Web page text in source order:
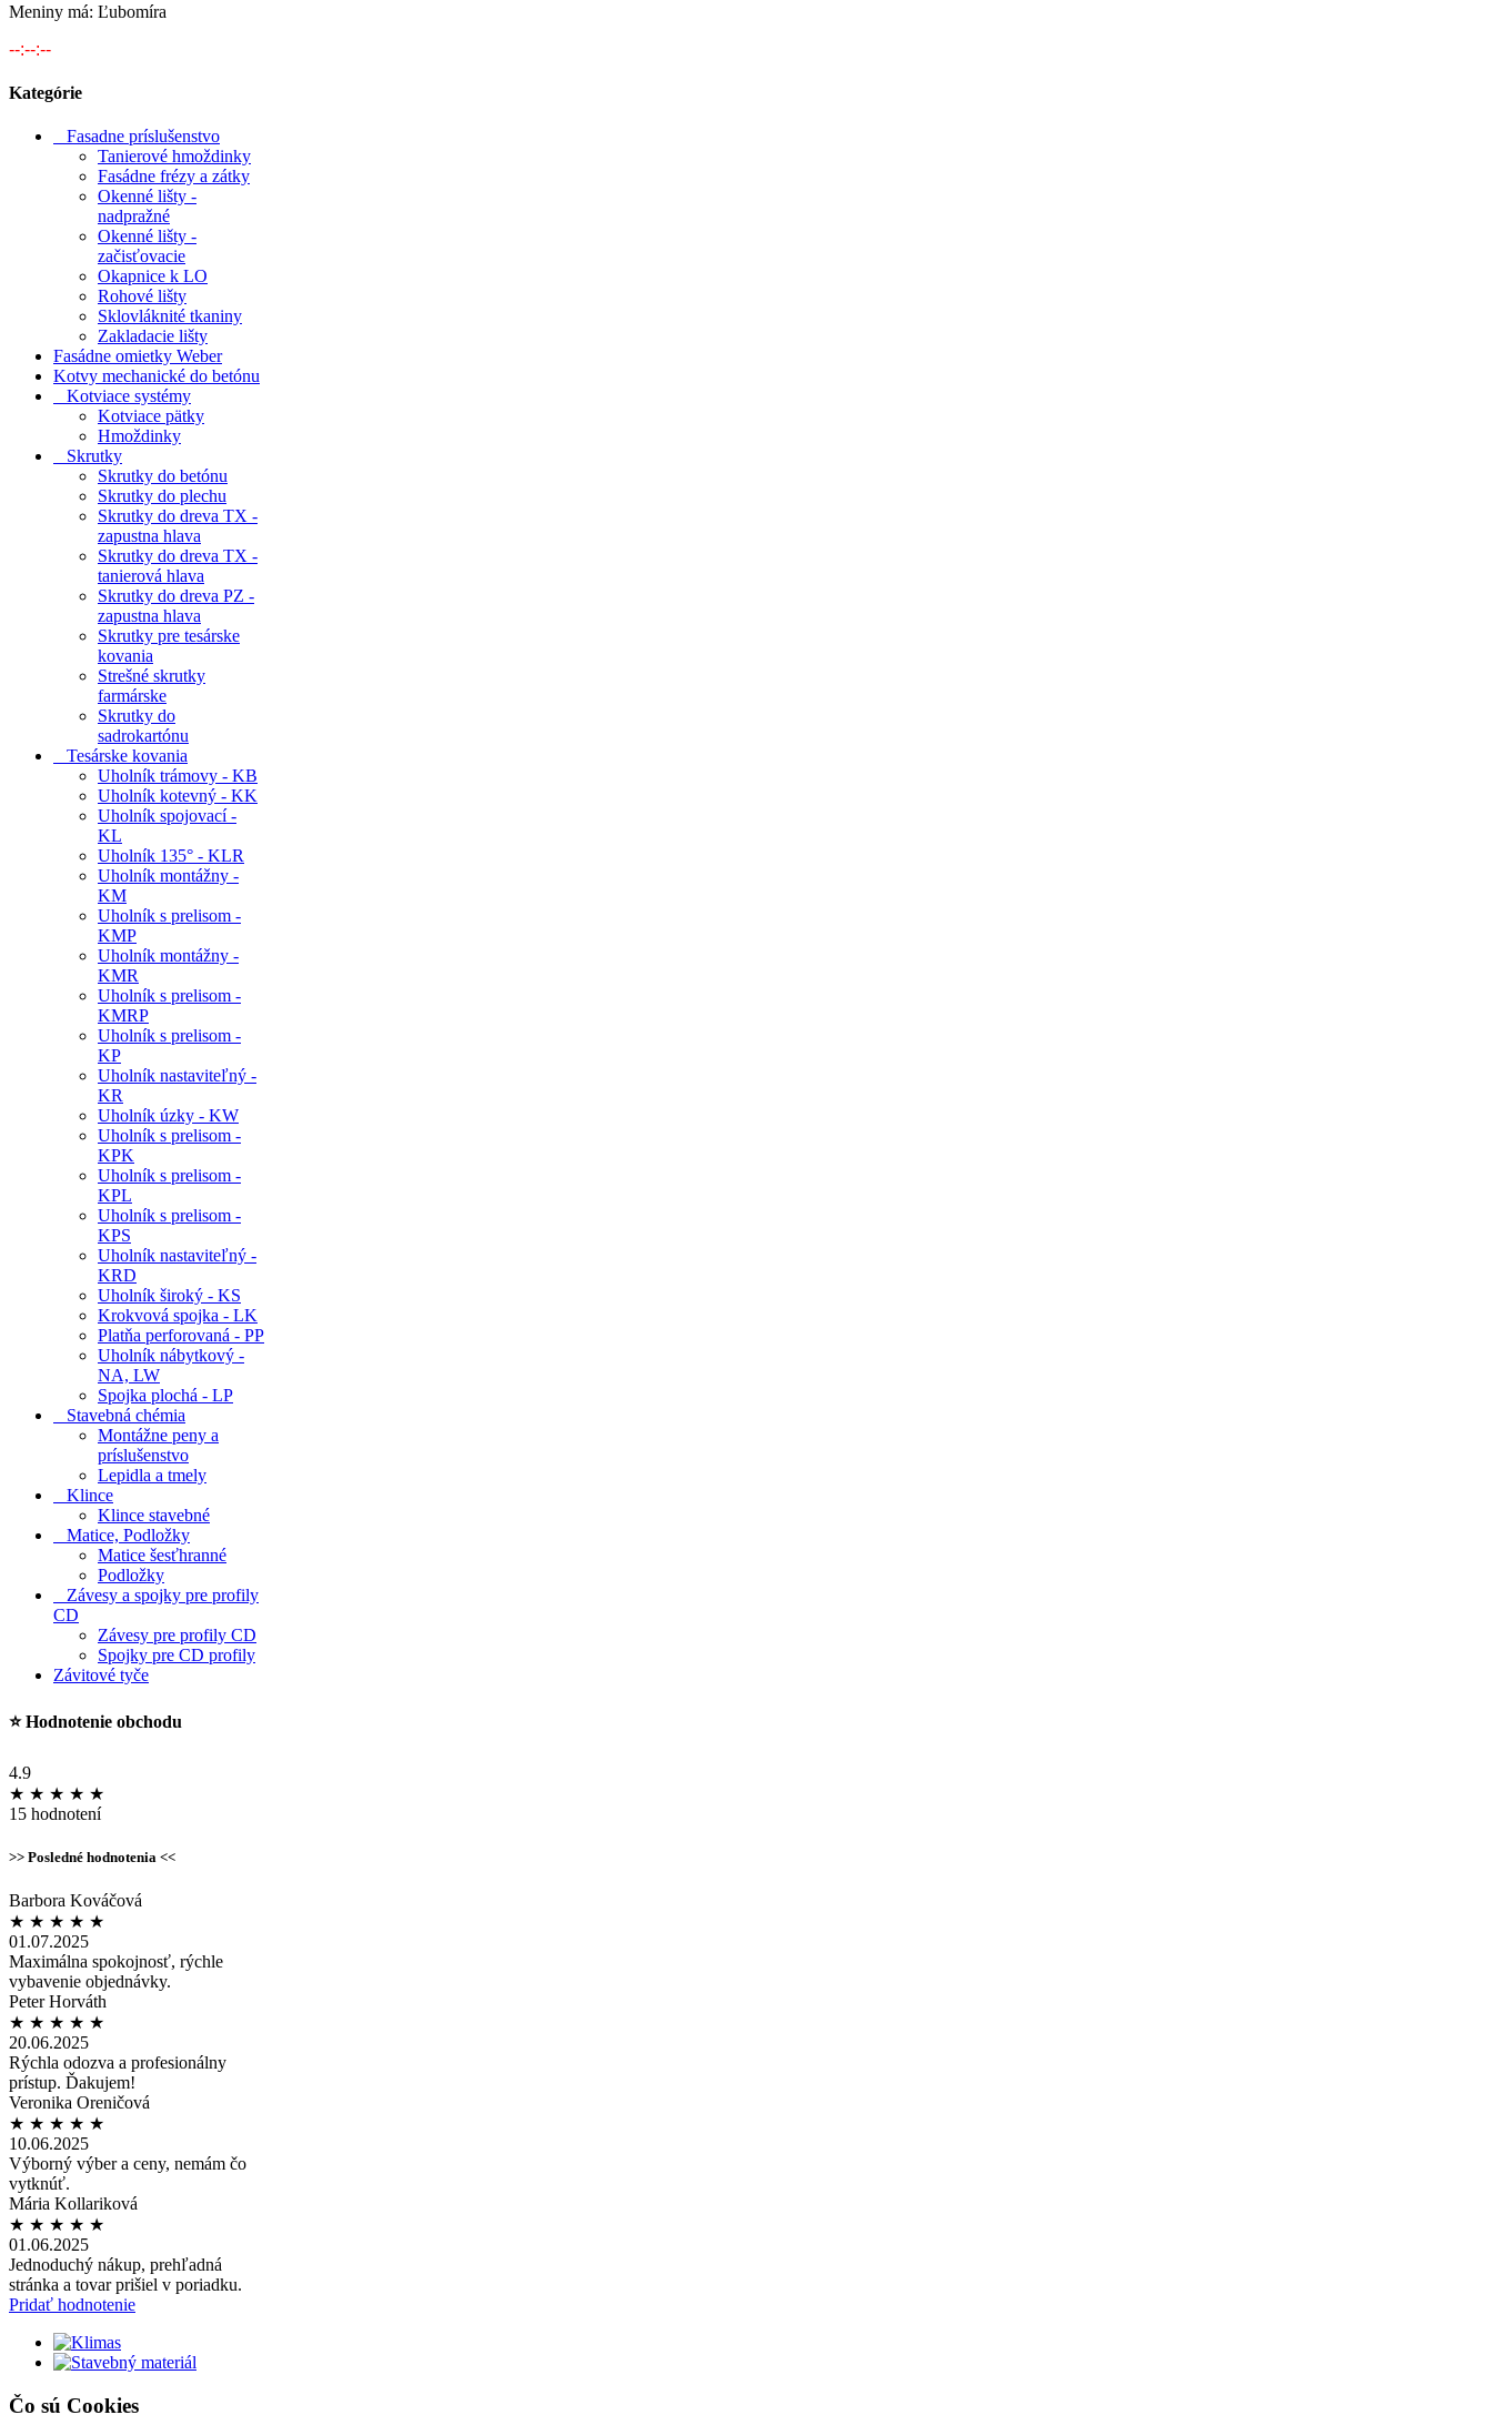
Meniny má: Ľubomíra
--:--:--
Kategórie
Fasadne príslušenstvo
Tanierové hmoždinky
Fasádne frézy a zátky
Okenné lišty -
nadpražné
Okenné lišty -
začisťovacie
Okapnice k LO
Rohové lišty
Sklovláknité tkaniny
Zakladacie lišty
Fasádne omietky Weber
Kotvy mechanické do betónu
Kotviace systémy
Kotviace pätky
Hmoždinky
Skrutky
Skrutky do betónu
Skrutky do plechu
Skrutky do dreva TX -
zapustna hlava
Skrutky do dreva TX -
tanierová hlava
Skrutky do dreva PZ -
zapustna hlava
Skrutky pre tesárske
kovania
Strešné skrutky
farmárske
Skrutky do
sadrokartónu
Tesárske kovania
Uholník trámovy - KB
Uholník kotevný - KK
Uholník spojovací -
KL
Uholník 135° - KLR
Uholník montážny -
KM
Uholník s prelisom -
KMP
Uholník montážny -
KMR
Uholník s prelisom -
KMRP
Uholník s prelisom -
KP
Uholník nastaviteľný -
KR
Uholník úzky - KW
Uholník s prelisom -
KPK
Uholník s prelisom -
KPL
Uholník s prelisom -
KPS
Uholník nastaviteľný -
KRD
Uholník široký - KS
Krokvová spojka - LK
Platňa perforovaná - PP
Uholník nábytkový -
NA, LW
Spojka plochá - LP
Stavebná chémia
Montážne peny a
príslušenstvo
Lepidla a tmely
Klince
Klince stavebné
Matice, Podložky
Matice šesťhranné
Podložky
Závesy a spojky pre profily
CD
Závesy pre profily CD
Spojky pre CD profily
Závitové tyče
⭐Hodnotenie obchodu
4.9
★ ★ ★ ★ ★
15 hodnotení
>> Posledné hodnotenia <<
Barbora Kováčová
★ ★ ★ ★ ★
01.07.2025
Maximálna spokojnosť, rýchle
vybavenie objednávky.
Peter Horváth
★ ★ ★ ★ ★
20.06.2025
Rýchla odozva a profesionálny
prístup. Ďakujem!
Veronika Oreničová
★ ★ ★ ★ ★
10.06.2025
Výborný výber a ceny, nemám čo
vytknúť.
Mária Kollariková
★ ★ ★ ★ ★
01.06.2025
Jednoduchý nákup, prehľadná
stránka a tovar prišiel v poriadku.
Pridať hodnotenie
Čo sú Cookies